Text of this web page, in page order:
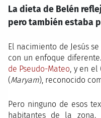
La dieta de Belén
pero también estaba
El nacimiento de Jesús
con un enfoque
de Pseudo-Mateo, y en el
(Maryam), reconocido
Pero ninguno de esos
habitantes de la zona.